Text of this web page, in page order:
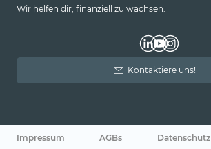
Wir helfen dir, finanziell zu wachsen.
Kontaktiere uns!
Impressum AGBs Datenschutz